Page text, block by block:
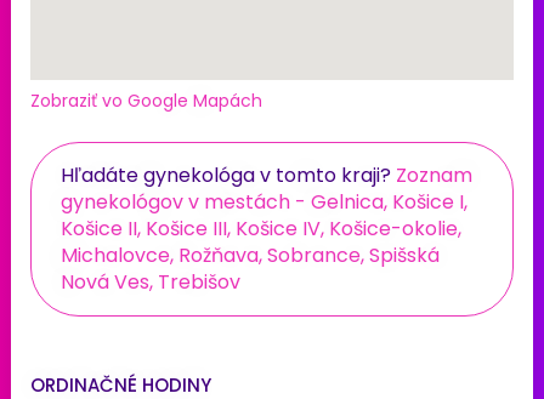
Zobraziť vo Google Mapách
Hľadáte gynekológa v tomto kraji? Zoznam
gynekológov v mestách - Gelnica, Košice I,
Košice II, Košice III, Košice IV, Košice-okolie,
Michalovce, Rožňava, Sobrance, Spišská
Nová Ves, Trebišov
ORDINAČNÉ HODINY